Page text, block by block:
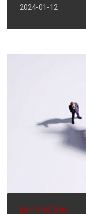
2024-01-12
[房产纠纷案例]